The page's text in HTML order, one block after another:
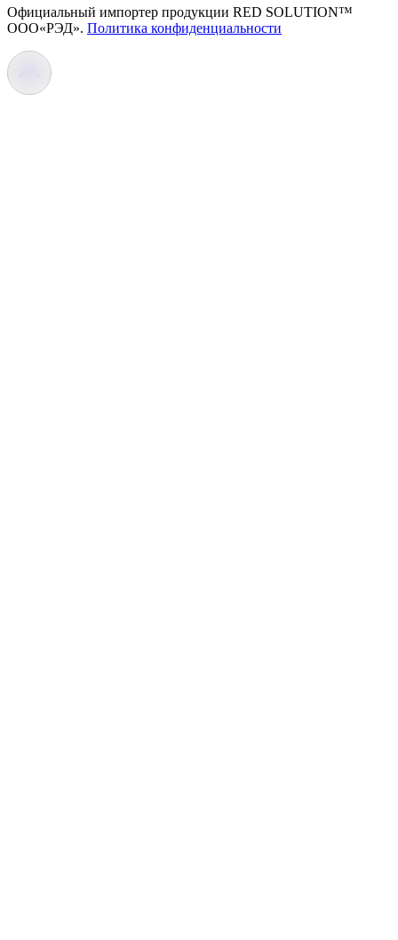
Официальный импортер продукции RED SOLUTION™
OOO«РЭД». Политика конфиденциальности